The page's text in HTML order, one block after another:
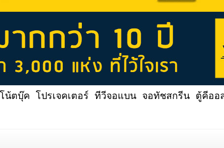
น้ตบุ๊ค โปรเจคเตอร์ ทีวีจอแบน จอทัชสกรีน ตู้คีออ